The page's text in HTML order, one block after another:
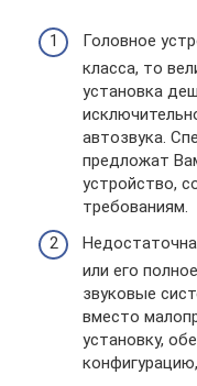
Головное
класса, то
установка
автозвука.
предложат
устройство,
требованиям.
или его
звуковые
вместо
установку,